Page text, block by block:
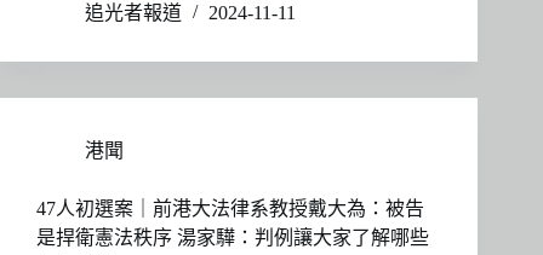
追光者報道
2024-11-11
港聞
47人初選案｜前港大法律系教授戴大為：被告
是捍衛憲法秩序 湯家驊：判例讓大家了解哪些